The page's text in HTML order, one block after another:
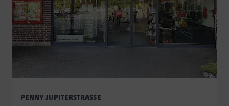
PENNY JUPITERSTRASSE